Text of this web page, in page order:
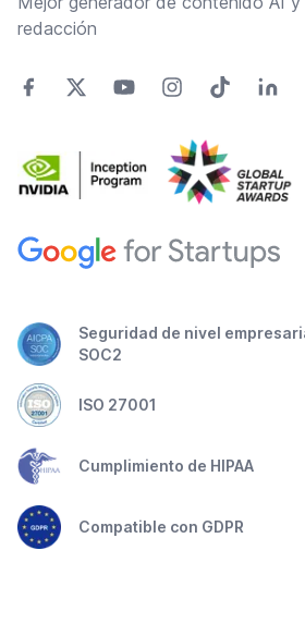
redacción
Seguridad de nivel
SOC2
ISO 27001
Cumplimiento de HIPAA
Compatible con GDPR